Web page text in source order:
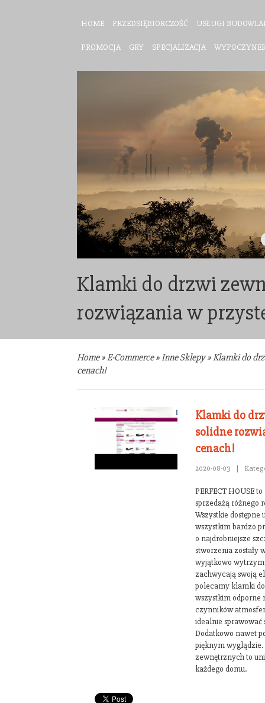
HOME PRZEDSIĘBIORCZOŚĆ USŁUGI
PROMOCJA GRY SPECJALIZACJA
Klamki do drzwi
rozwiązania w
Home»E-Commerce»Inne Sklepy»Klamki do
cenach!
Klamki do
solidne
cenach!
2020-08-03 |
PERFECT HOUSE
sprzedażą różnego
Wszystkie dostępne
wszystkim bardzo
o najdrobniejsze
stworzenia zostały
wyjątkowo
zachwycają swoją
polecamy klamki
wszystkim odporne
czynników
idealnie sprawować
Dodatkowo nawet
pięknym wyglądzie.
zewnętrznych to
każdego domu.